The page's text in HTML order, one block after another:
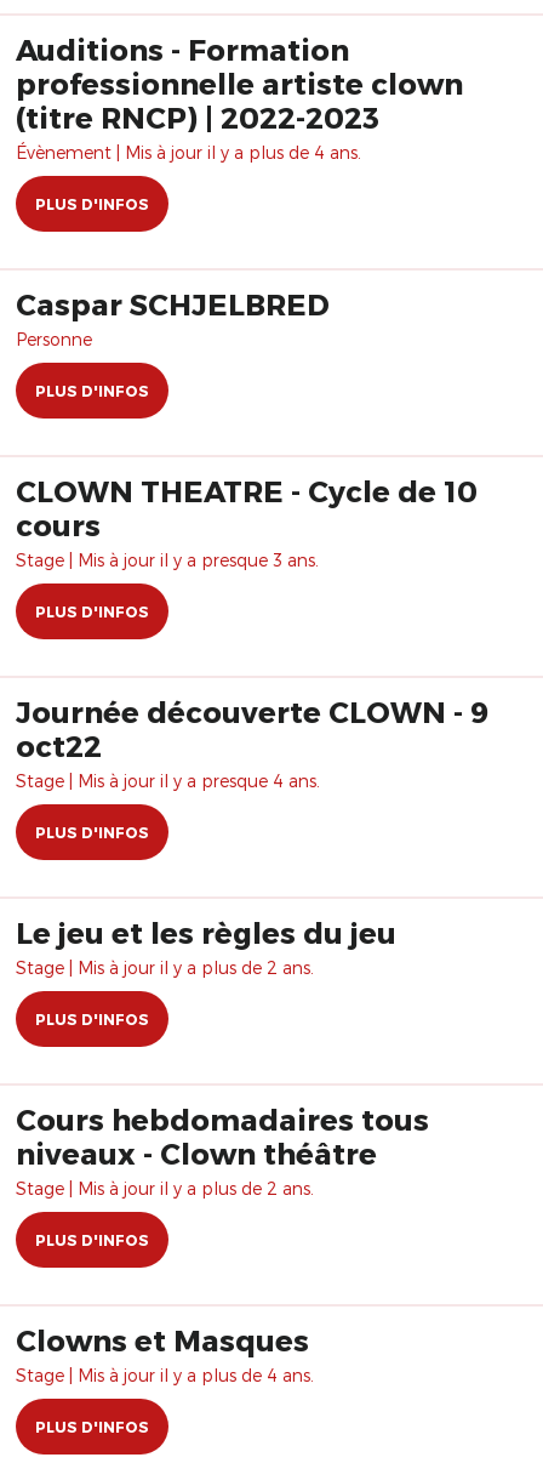
Auditions - Formation
professionnelle artiste clown
(titre RNCP) | 2022-2023
Évènement | Mis à jour il y a plus de 4 ans.
PLUS D'INFOS
Caspar SCHJELBRED
Personne
PLUS D'INFOS
CLOWN THEATRE - Cycle de 10
cours
Stage | Mis à jour il y a presque 3 ans.
PLUS D'INFOS
Journée découverte CLOWN - 9
oct22
Stage | Mis à jour il y a presque 4 ans.
PLUS D'INFOS
Le jeu et les règles du jeu
Stage | Mis à jour il y a plus de 2 ans.
PLUS D'INFOS
Cours hebdomadaires tous
niveaux - Clown théâtre
Stage | Mis à jour il y a plus de 2 ans.
PLUS D'INFOS
Clowns et Masques
Stage | Mis à jour il y a plus de 4 ans.
PLUS D'INFOS